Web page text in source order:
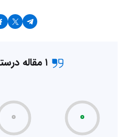
۱ مقاله درستی‌سنجی
۰ ۰